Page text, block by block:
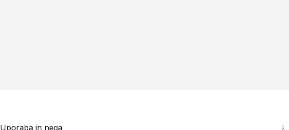
Uporaba in nega